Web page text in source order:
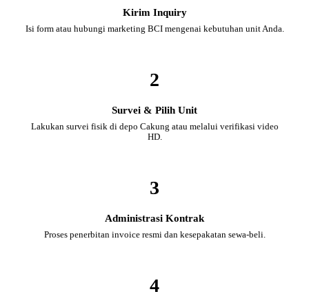
Kirim Inquiry
Isi form atau hubungi marketing BCI mengenai kebutuhan unit Anda.
2
Survei & Pilih Unit
Lakukan survei fisik di depo Cakung atau melalui verifikasi video
HD.
3
Administrasi Kontrak
Proses penerbitan invoice resmi dan kesepakatan sewa-beli.
4